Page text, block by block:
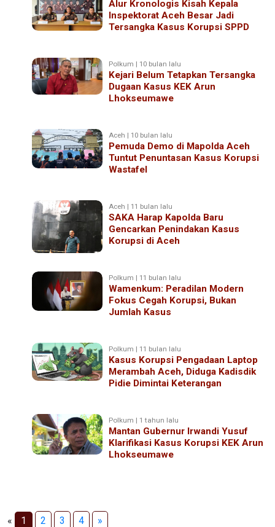
Alur Kronologis Kisah Kepala
Inspektorat Aceh Besar Jadi
Tersangka Kasus Korupsi SPPD
Polkum | 10 bulan lalu
Kejari Belum Tetapkan Tersangka
Dugaan Kasus KEK Arun
Lhokseumawe
Aceh | 10 bulan lalu
Pemuda Demo di Mapolda Aceh
Tuntut Penuntasan Kasus Korupsi
Wastafel
Aceh | 11 bulan lalu
SAKA Harap Kapolda Baru
Gencarkan Penindakan Kasus
Korupsi di Aceh
Polkum | 11 bulan lalu
Wamenkum: Peradilan Modern
Fokus Cegah Korupsi, Bukan
Jumlah Kasus
Polkum | 11 bulan lalu
Kasus Korupsi Pengadaan Laptop
Merambah Aceh, Diduga Kadisdik
Pidie Dimintai Keterangan
Polkum | 1 tahun lalu
Mantan Gubernur Irwandi Yusuf
Klarifikasi Kasus Korupsi KEK Arun
Lhokseumawe
« 1 2 3 4 »